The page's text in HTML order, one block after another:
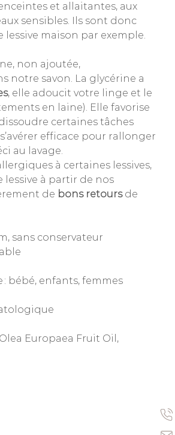
et allaitantes, aux
sensibles. Ils sont donc
maison par exemple.
non ajoutée,
notre savon. La glycérine a
, elle adoucit votre linge et le
en laine). Elle favorise
certaines tâches
efficace pour rallonger
au lavage.
à certaines lessives,
lessive à partir de nos
de bons retoursde
sans conservateur
bébé, enfants, femmes
Europaea Fruit Oil,